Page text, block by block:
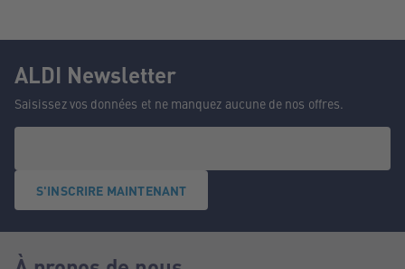
ALDI Newsletter
Saisissez vos données et ne manquez aucune de nos offres.
S'INSCRIRE MAINTENANT